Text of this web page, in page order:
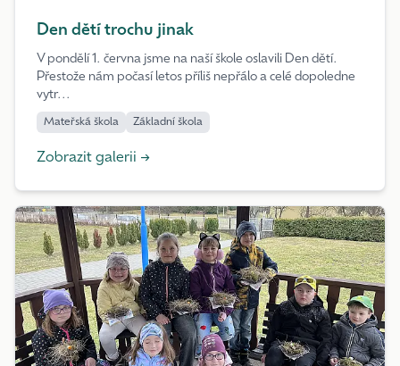
Den dětí trochu jinak
V pondělí 1. června jsme na naší škole oslavili Den dětí.
Přestože nám počasí letos příliš nepřálo a celé dopoledne
vytr...
Mateřská škola Základní škola
Zobrazit galerii →